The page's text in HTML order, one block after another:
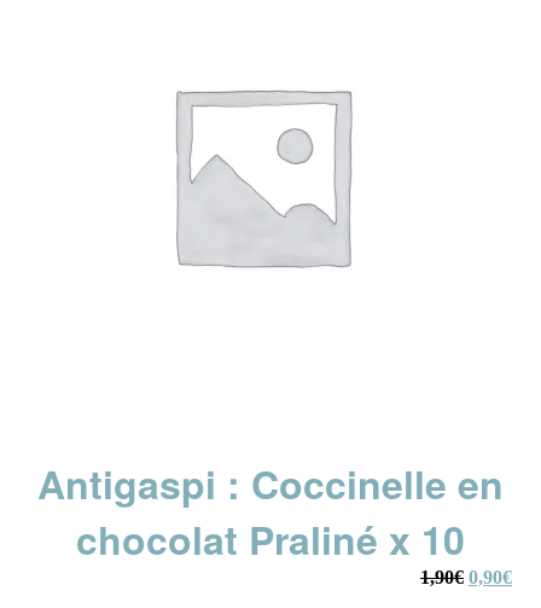
Antigaspi : Coccinelle en
chocolat Praliné x 10
1,90€ Le
0,90€Le